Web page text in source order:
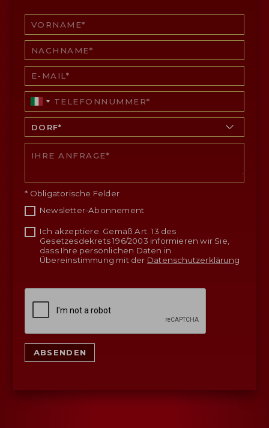
* Obligatorische Felder
Newsletter-Abonnement
Ich akzeptiere. Gemäß Art. 13 des
Gesetzesdekrets 196/2003 informieren wir Sie,
dass Ihre persönlichen Daten in
Übereinstimmung mit der Datenschutzerklärung
ABSENDEN